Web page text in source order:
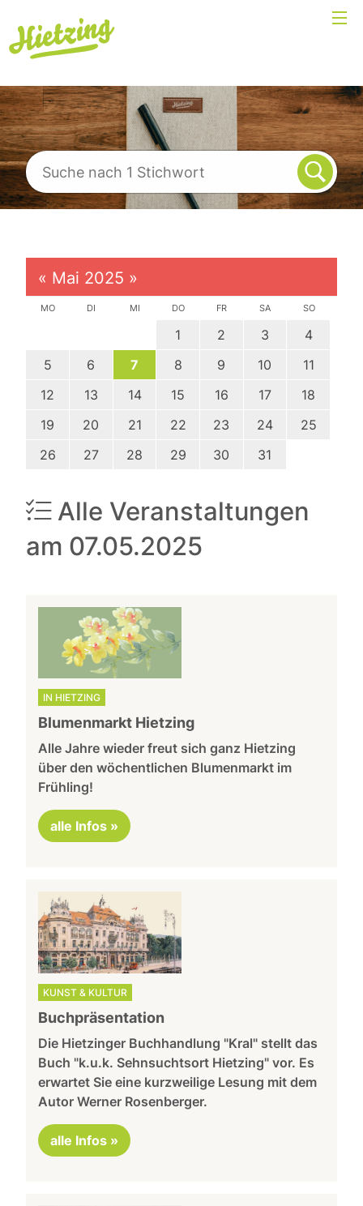
« Mai 2025 »
MO DI MI DO FR SA SO
1 2 3
4
5
6 7 8 9 10
11
12
13 14 15 16 17
18
19
20 21 22 23 24
25
26
27 28 29 30 31
Alle Veranstaltungen
am 07.05.2025
IN HIETZING
Blumenmarkt Hietzing
Alle Jahre wieder freut sich ganz Hietzing
über den wöchentlichen Blumenmarkt im
Frühling!
alle Infos »
KUNST & KULTUR
Buchpräsentation
Die Hietzinger Buchhandlung "Kral" stellt das
Buch "k.u.k. Sehnsuchtsort Hietzing" vor. Es
erwartet Sie eine kurzweilige Lesung mit dem
Autor Werner Rosenberger.
alle Infos »